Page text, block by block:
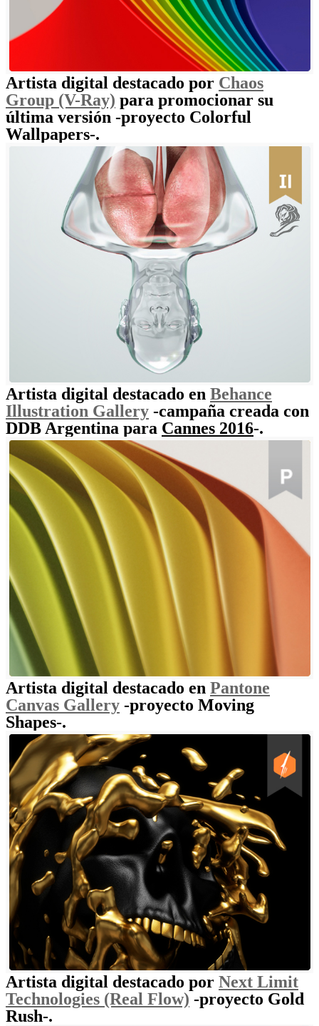
Artista digital destacado por Chaos
Group (V-Ray) para promocionar su
última versión -proyecto Colorful
Wallpapers-.
Artista digital destacado en Behance
Illustration Gallery -campaña creada con
DDB Argentina para Cannes 2016-.
Artista digital destacado en Pantone
Canvas Gallery -proyecto Moving
Shapes-.
Artista digital destacado por Next Limit
Technologies (Real Flow) -proyecto Gold
Rush-.